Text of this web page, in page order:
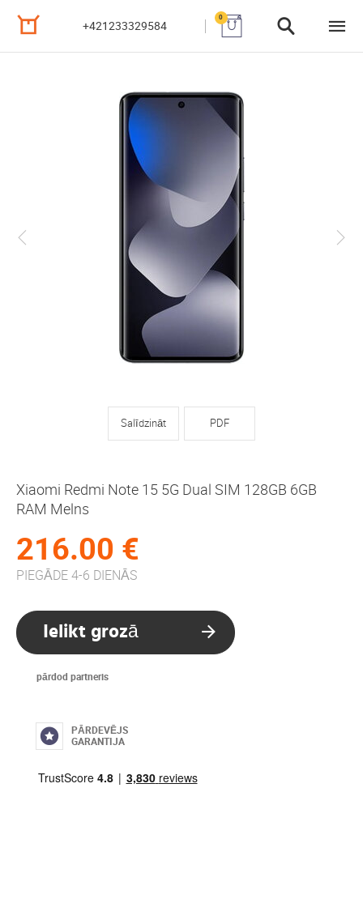
+421233329584
0
Salīdzināt PDF
Xiaomi Redmi Note 15 5G Dual SIM 128GB 6GB
RAM Melns
216.00 €
PIEGĀDE 4-6 DIENĀS
Ielikt grozā
pārdod partneris
PĀRDEVĒJS
GARANTIJA